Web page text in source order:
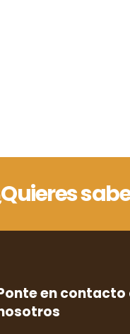
en contacto